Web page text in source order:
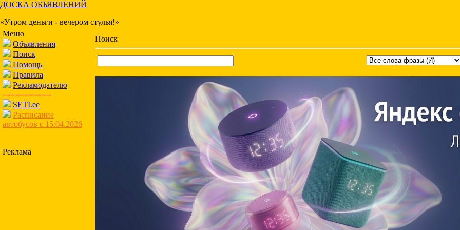
ДОСКА ОБЪЯВЛЕНИЙ
«Утром деньги - вечером стулья!»
Меню
Объявления
Поиск
Помощь
Правила
Рекламодателю
-------------------
SETI.ee
Расписание
автобусов с 15.04.2026
Реклама
Поиск